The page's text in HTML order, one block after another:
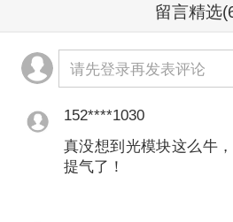
165亿美元扩大至2026
年增长超过57%。
一些公司正进行产能
示，去年公司就已经
单积极准备产能，目
留言精选
请先登录再发表评论
152****1030
真没想到光模块这么牛
提气了！